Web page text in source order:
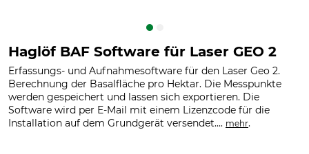
Haglöf BAF Software für Laser GEO 2
Erfassungs- und Aufnahmesoftware für den Laser Geo 2.
Berechnung der Basalfläche pro Hektar. Die Messpunkte
werden gespeichert und lassen sich exportieren. Die
Software wird per E-Mail mit einem Lizenzcode für die
Installation auf dem Grundgerät versendet.... mehr.